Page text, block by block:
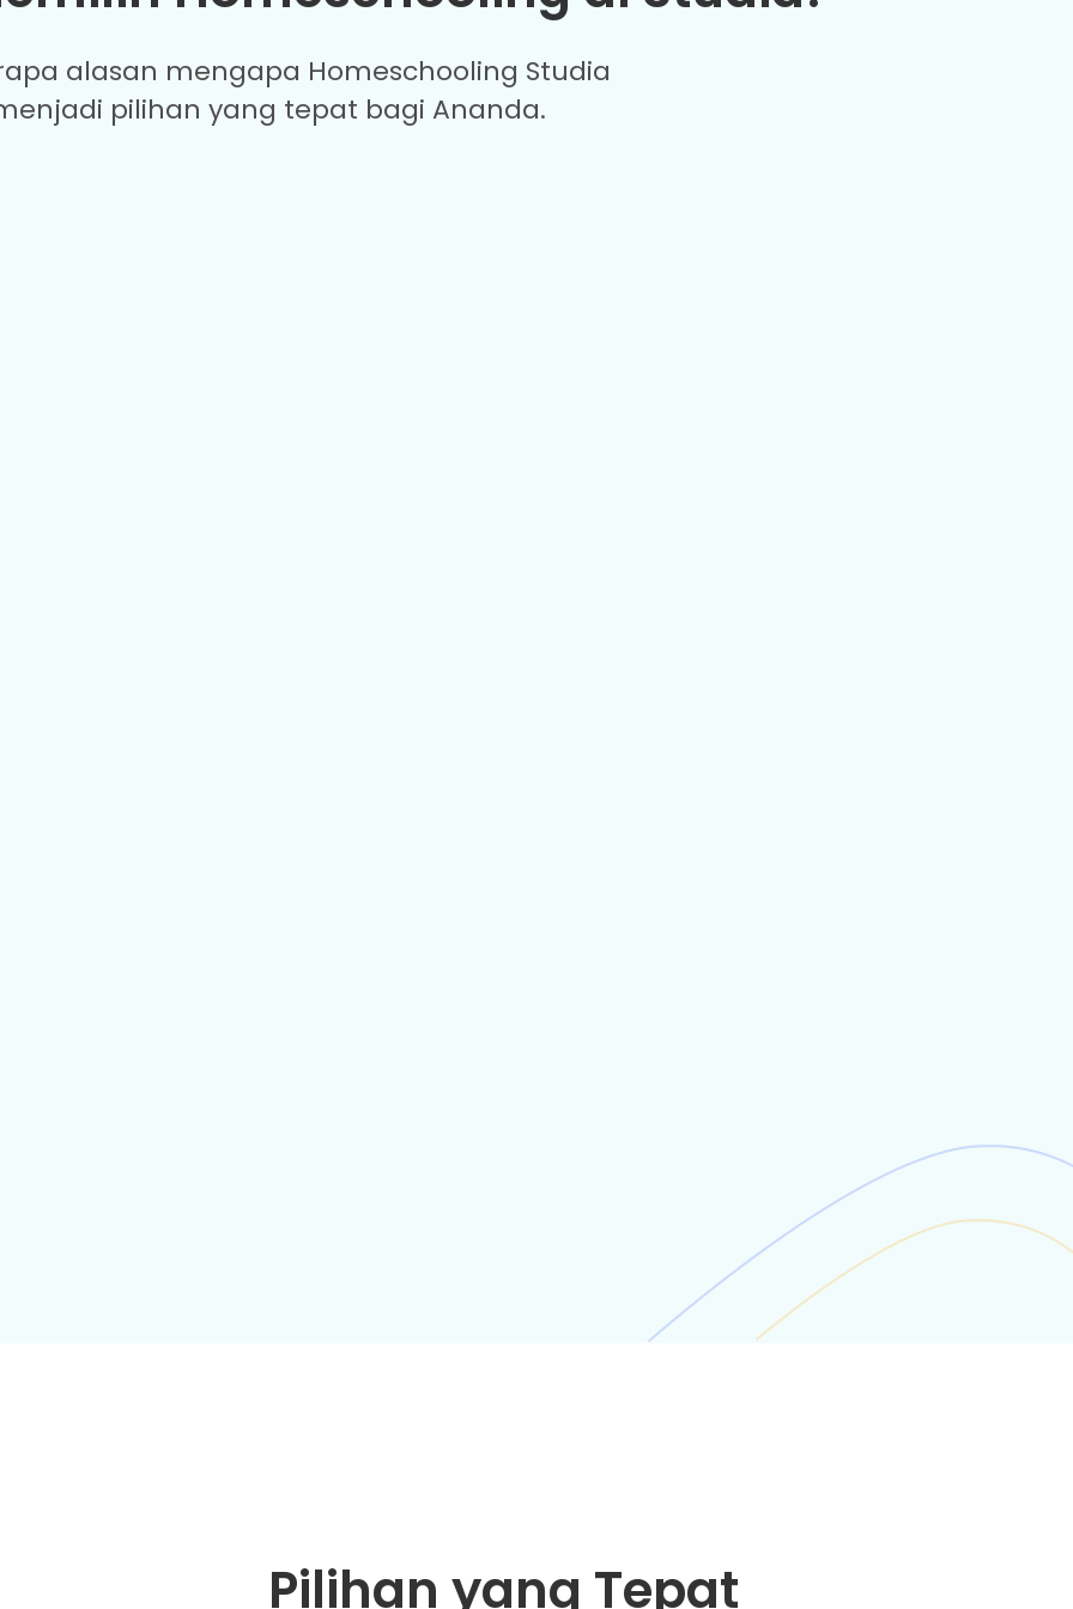
alasan mengapa Homeschooling Studia
pilihan yang tepat bagi Ananda.
Pilihan yang Tepat